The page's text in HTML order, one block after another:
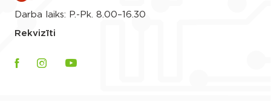
Darba laiks: P.-Pk. 8.00–16.30
Rekvizīti